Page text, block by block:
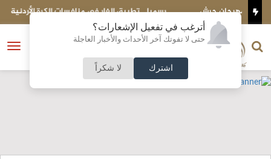
أترغب في تفعيل الإشعارات؟
حتى لا تفوتك آخر الأحداث والأخبار العاجلة
اشترك لا شكراً
رسميا .. تطبيق الفار في منافسات الكرة الأردنية
فتح
الناشر و رئيس التحرير
النسخة الكاملة